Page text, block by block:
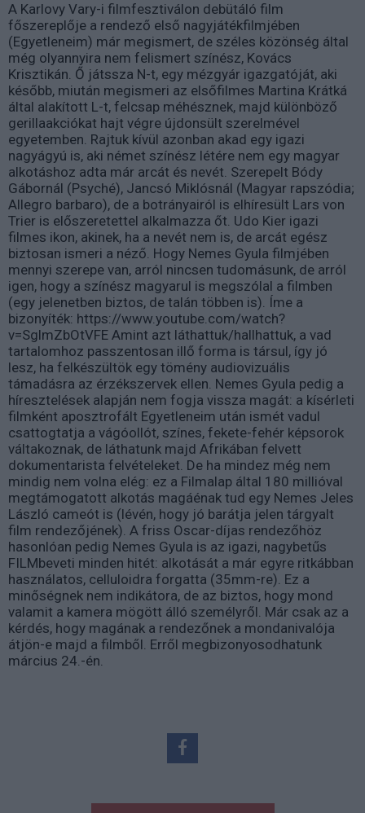
A Karlovy Vary-i filmfesztiválon debütáló film
főszereplője a rendező első nagyjátékfilmjében
(Egyetleneim) már megismert, de széles közönség által
még olyannyira nem felismert színész, Kovács
Krisztikán. Ő játssza N-t, egy mézgyár igazgatóját, aki
később, miután megismeri az elsőfilmes Martina Krátká
által alakított L-t, felcsap méhésznek, majd különböző
gerillaakciókat hajt végre újdonsült szerelmével
egyetemben. Rajtuk kívül azonban akad egy igazi
nagyágyú is, aki német színész létére nem egy magyar
alkotáshoz adta már arcát és nevét. Szerepelt Bódy
Gábornál (Psyché), Jancsó Miklósnál (Magyar rapszódia;
Allegro barbaro), de a botrányairól is elhíresült Lars von
Trier is előszeretettel alkalmazza őt. Udo Kier igazi
filmes ikon, akinek, ha a nevét nem is, de arcát egész
biztosan ismeri a néző. Hogy Nemes Gyula filmjében
mennyi szerepe van, arról nincsen tudomásunk, de arról
igen, hogy a színész magyarul is megszólal a filmben
(egy jelenetben biztos, de talán többen is). Íme a
bizonyíték: https://www.youtube.com/watch?
v=SglmZbOtVFE Amint azt láthattuk/hallhattuk, a vad
tartalomhoz passzentosan illő forma is társul, így jó
lesz, ha felkészültök egy tömény audiovizuális
támadásra az érzékszervek ellen. Nemes Gyula pedig a
híresztelések alapján nem fogja vissza magát: a kísérleti
filmként aposztrofált Egyetleneim után ismét vadul
csattogtatja a vágóollót, színes, fekete-fehér képsorok
váltakoznak, de láthatunk majd Afrikában felvett
dokumentarista felvételeket. De ha mindez még nem
mindig nem volna elég: ez a Filmalap által 180 millióval
megtámogatott alkotás magáénak tud egy Nemes Jeles
László cameót is (lévén, hogy jó barátja jelen tárgyalt
film rendezőjének). A friss Oscar-díjas rendezőhöz
hasonlóan pedig Nemes Gyula is az igazi, nagybetűs
FILMbeveti minden hitét: alkotását a már egyre ritkábban
használatos, celluloidra forgatta (35mm-re). Ez a
minőségnek nem indikátora, de az biztos, hogy mond
valamit a kamera mögött álló személyről. Már csak az a
kérdés, hogy magának a rendezőnek a mondanivalója
átjön-e majd a filmből. Erről megbizonyosodhatunk
március 24.-én.